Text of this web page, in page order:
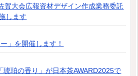
賀大会広報資材デザイン作成業務委託
します
」を開催します！
琥珀の香り」が日本茶AWARD2025で